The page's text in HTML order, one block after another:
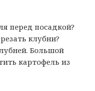
перед посадкой?
клубни?
Большой
картофель из